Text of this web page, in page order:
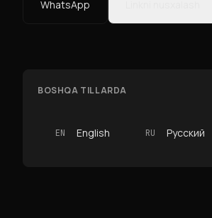
WhatsApp
BOSHQA TILLARDA
EN English RU Русский